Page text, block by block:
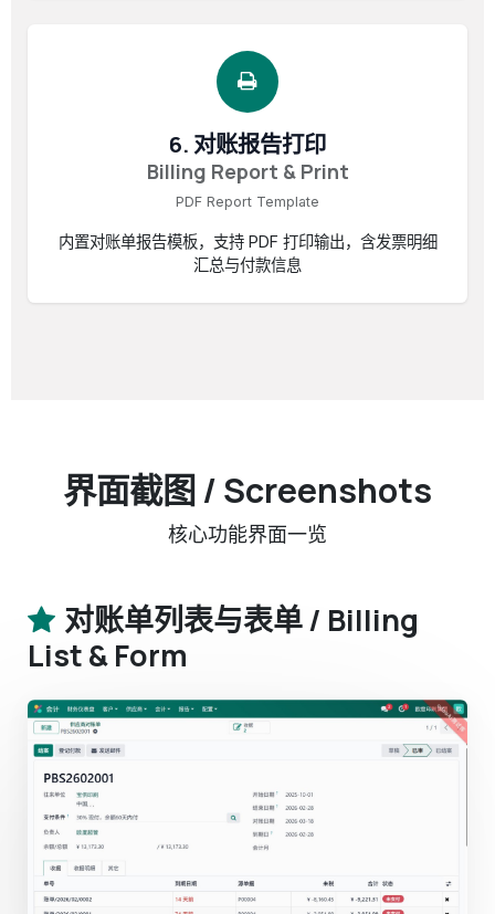
6. 对账报告打印
Billing Report & Print
PDF Report Template
内置对账单报告模板，支持 PDF 打印输出，含发票明细
汇总与付款信息
界面截图 / Screenshots
核心功能界面一览
对账单列表与表单 / Billing
List & Form